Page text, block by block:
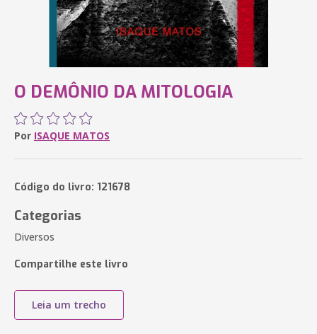
O DEMÔNIO DA MITOLOGIA
Por ISAQUE MATOS
Código do livro: 121678
Categorias
Diversos
Compartilhe este livro
Leia um trecho